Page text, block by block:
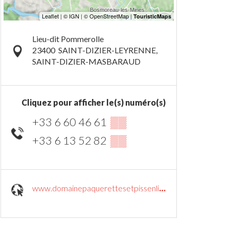
Lieu-dit Pommerolle
23400 SAINT-DIZIER-LEYRENNE,
SAINT-DIZIER-MASBARAUD
Cliquez pour afficher le(s) numéro(s)
+33 6 60 46 61 ▒▒
+33 6 13 52 82 ▒▒
www.domainepaquerettesetpissenlits.com